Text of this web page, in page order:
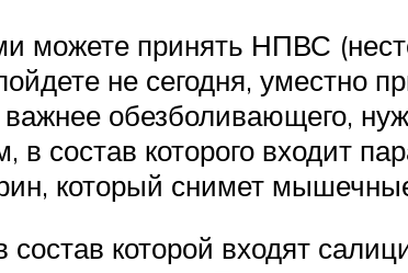
можете принять НПВС
не сегодня, уместно
обезболивающего,
состав которого входит
который снимет
которой входят